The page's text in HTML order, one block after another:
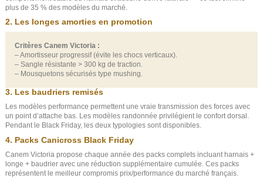
plus de 35 % des modèles du marché.
2. Les longes amorties en promotion
Critères Canem Victoria :
– Amortisseur progressif (évite les chocs verticaux).
– Sangle résistante > 300 kg de traction.
– Mousquetons sécurisés type mushing.
3. Les baudriers remisés
Les modèles performance permettent une vraie transmission des forces avec
un point d’attache bas. Les modèles randonnée privilégient le confort dorsal.
Pendant le Black Friday, les deux typologies sont disponibles.
4. Packs Canicross Black Friday
Canem Victoria propose chaque année des packs complets incluant harnais +
longe + baudrier avec une réduction supplémentaire cumulée. Ces packs
représentent le meilleur compromis prix/performance du marché français.